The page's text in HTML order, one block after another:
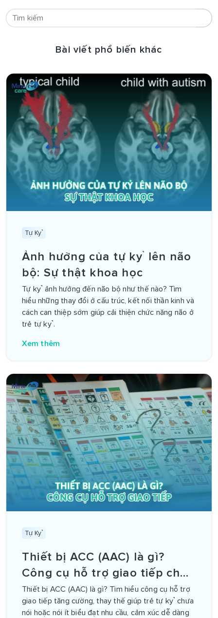
Bài viết phổ biến khác
Tự Kỷ
Ảnh hưởng của tự kỷ lên não
bộ: Sự thật khoa học
Tự kỷ ảnh hưởng đến não bộ như thế nào? Tìm
hiểu những thay đổi ở cấu trúc, kết nối thần kinh và
cách can thiệp sớm giúp cải thiện chức năng não ở
trẻ tự kỷ.
Xem thêm
Tự Kỷ
Thiết bị ACC (AAC) là gì?
Công cụ hỗ trợ giao tiếp cho
trẻ tự kỷ
Thiết bị ACC (AAC) là gì? Tìm hiểu công cụ hỗ trợ
giao tiếp tăng cường, thay thế giúp trẻ tự kỷ chưa
nói hoặc nói ít biểu đạt nhu cầu, cảm xúc dễ dàng